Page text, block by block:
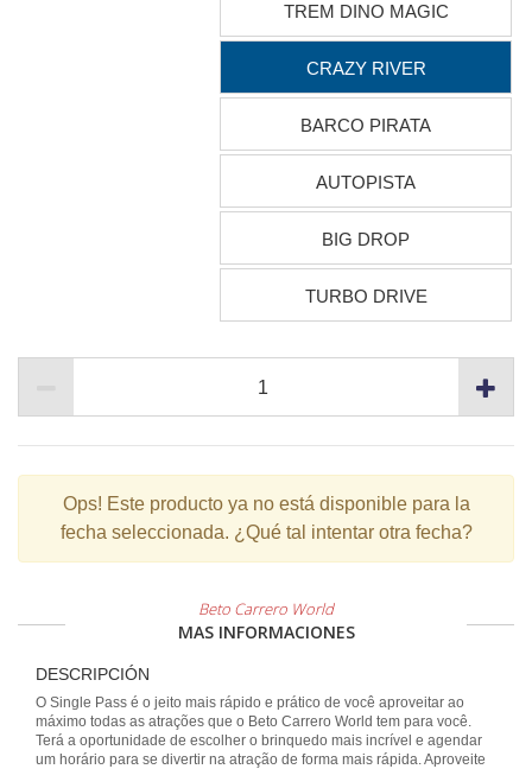
TREM DINO MAGIC
CRAZY RIVER
BARCO PIRATA
AUTOPISTA
BIG DROP
TURBO DRIVE
Ops! Este producto ya no está disponible para la
fecha seleccionada. ¿Qué tal intentar otra fecha?
Beto Carrero World
MAS INFORMACIONES
DESCRIPCIÓN
O Single Pass é o jeito mais rápido e prático de você aproveitar ao
máximo todas as atrações que o Beto Carrero World tem para você.
Terá a oportunidade de escolher o brinquedo mais incrível e agendar
um horário para se divertir na atração de forma mais rápida. Aproveite